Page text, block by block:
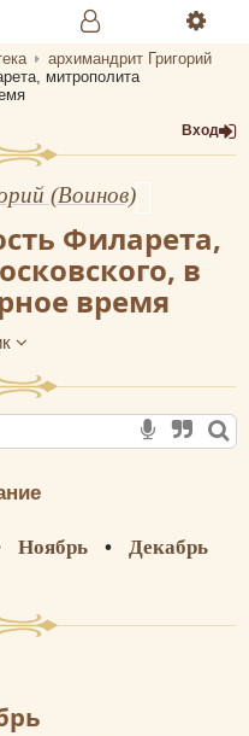
веры»
архимандрит Григорий
митрополита
Вход
(Воинов)
Филарета,
в
время
Ноябрь • Декабрь